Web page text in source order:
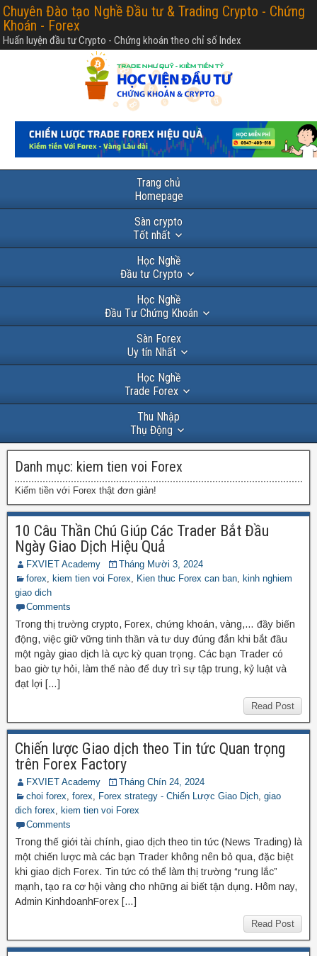
Chuyên Đào tạo Nghề Đầu tư & Trading Crypto - Chứng
Khoán - Forex
Huấn luyện đầu tư Crypto - Chứng khoán theo chỉ số Index
Trang chủ
Homepage
Sàn crypto
Tốt nhất
Học Nghề
Đầu tư Crypto
Học Nghề
Đầu Tư Chứng Khoán
Sàn Forex
Uy tín Nhất
Học Nghề
Trade Forex
Thu Nhập
Thụ Động
Danh mục: kiem tien voi Forex
Kiếm tiền với Forex thật đơn giản!
10 Câu Thần Chú Giúp Các Trader Bắt Đầu
Ngày Giao Dịch Hiệu Quả
FXVIET Academy
Tháng Mười 3, 2024
forex
kiem tien voi Forex Kien thuc Forex can ban
kinh nghiem
giao dich
Comments
Trong thị trường crypto, Forex, chứng khoán, vàng,… đầy biến
động, việc giữ vững tinh thần và tư duy đúng đắn khi bắt đầu
một ngày giao dịch là cực kỳ quan trọng. Các bạn Trader có
bao giờ tự hỏi, làm thế nào để duy trì sự tập trung, kỷ luật và
đạt lợi […]
Read Post
Chiến lược Giao dịch theo Tin tức Quan trọng
trên Forex Factory
FXVIET Academy
Tháng Chín 24, 2024
choi forex forex Forex strategy - Chiến Lược Giao Dịch giao
dich forex
kiem tien voi Forex
Comments
Trong thế giới tài chính, giao dịch theo tin tức (News Trading) là
một chiến lược mà các bạn Trader không nên bỏ qua, đặc biệt
khi giao dịch Forex. Tin tức có thể làm thị trường “rung lắc”
mạnh, tạo ra cơ hội vàng cho những ai biết tận dụng. Hôm nay,
Admin KinhdoanhForex […]
Read Post